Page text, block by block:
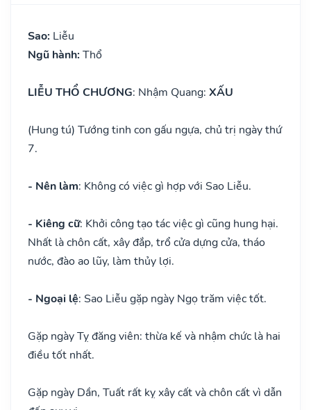
Sao: Liễu
Ngũ hành: Thổ
LIỄU THỔ CHƯƠNG: Nhậm Quang: XẤU
(Hung tú) Tướng tinh con gấu ngựa, chủ trị ngày thứ
7.
- Nên làm: Không có việc gì hợp với Sao Liễu.
- Kiêng cữ: Khởi công tạo tác việc gì cũng hung hại.
Nhất là chôn cất, xây đắp, trổ cửa dựng cửa, tháo
nước, đào ao lũy, làm thủy lợi.
- Ngoại lệ: Sao Liễu gặp ngày Ngọ trăm việc tốt.
Gặp ngày Tỵ đăng viên: thừa kế và nhậm chức là hai
điều tốt nhất.
Gặp ngày Dần, Tuất rất kỵ xây cất và chôn cất vì dẫn